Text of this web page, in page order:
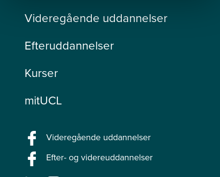
Videregående uddannelser
Efteruddannelser
Kurser
mitUCL
Videregående uddannelser
Efter- og videreuddannelser